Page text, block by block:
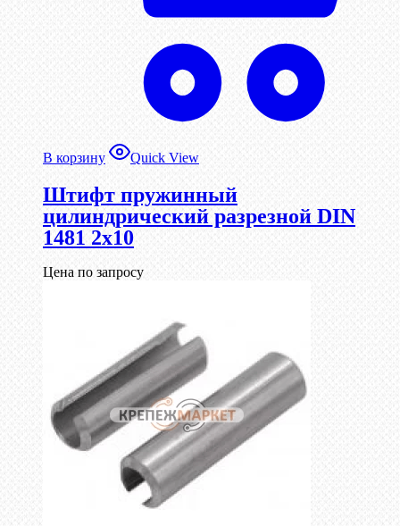
В корзину Quick View
Штифт пружинный
цилиндрический разрезной DIN
1481 2х10
Цена по запросу